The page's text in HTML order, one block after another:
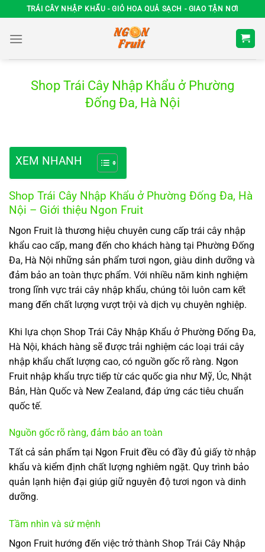
Chuyển
đến
nội
TRÁI CÂY NHẬP KHẨU - GIỎ HOA QUẢ SẠCH - GIAO TẬN NƠI
Shop Trái Cây Nhập Khẩu ở Phường
Đống Đa, Hà Nội
XEM NHANH
Shop Trái Cây Nhập Khẩu ở Phường Đống Đa, Hà
Nội – Giới thiệu Ngon Fruit
Ngon Fruit là thương hiệu chuyên cung cấp trái cây nhập
khẩu cao cấp, mang đến cho khách hàng tại Phường Đống
Đa, Hà Nội những sản phẩm tươi ngon, giàu dinh dưỡng và
đảm bảo an toàn thực phẩm. Với nhiều năm kinh nghiệm
trong lĩnh vực trái cây nhập khẩu, chúng tôi luôn cam kết
mang đến chất lượng vượt trội và dịch vụ chuyên nghiệp.
Khi lựa chọn Shop Trái Cây Nhập Khẩu ở Phường Đống Đa,
Hà Nội, khách hàng sẽ được trải nghiệm các loại trái cây
nhập khẩu chất lượng cao, có nguồn gốc rõ ràng. Ngon
Fruit nhập khẩu trực tiếp từ các quốc gia như Mỹ, Úc, Nhật
Bản, Hàn Quốc và New Zealand, đáp ứng các tiêu chuẩn
quốc tế.
Nguồn gốc rõ ràng, đảm bảo an toàn
Tất cả sản phẩm tại Ngon Fruit đều có đầy đủ giấy tờ nhập
khẩu và kiểm định chất lượng nghiêm ngặt. Quy trình bảo
quản lạnh hiện đại giúp giữ nguyên độ tươi ngon và dinh
dưỡng.
Tầm nhìn và sứ mệnh
Ngon Fruit hướng đến việc trở thành Shop Trái Cây Nhập